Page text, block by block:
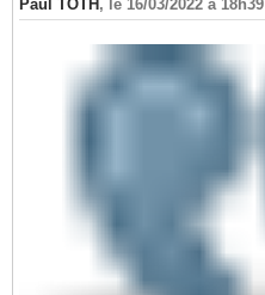
Paul TOTH , le 16/03/2022 à 18h39